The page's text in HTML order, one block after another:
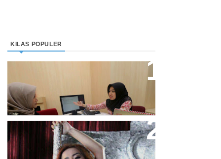
KILAS POPULER
Keuangan Syariah Di Indonesia
Meningkat
Cupi Cupita Luncurkan Single
“Yo Uwis”